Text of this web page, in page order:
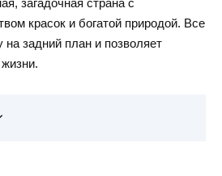
загадочная страна с
красок и богатой природой. Все
на задний план и позволяет